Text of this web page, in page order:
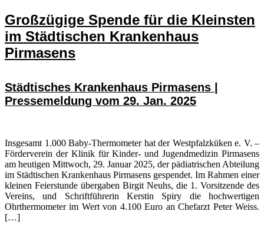
Großzügige Spende für die Kleinsten
im Städtischen Krankenhaus
Pirmasens
Städtisches Krankenhaus Pirmasens |
Pressemeldung vom 29. Jan. 2025
Insgesamt 1.000 Baby-Thermometer hat der Westpfalzküken e. V. –
Förderverein der Klinik für Kinder- und Jugendmedizin Pirmasens
am heutigen Mittwoch, 29. Januar 2025, der pädiatrischen Abteilung
im Städtischen Krankenhaus Pirmasens gespendet. Im Rahmen einer
kleinen Feierstunde übergaben Birgit Neuhs, die 1. Vorsitzende des
Vereins, und Schriftführerin Kerstin Spiry die hochwertigen
Ohrthermometer im Wert von 4.100 Euro an Chefarzt Peter Weiss.
[…]